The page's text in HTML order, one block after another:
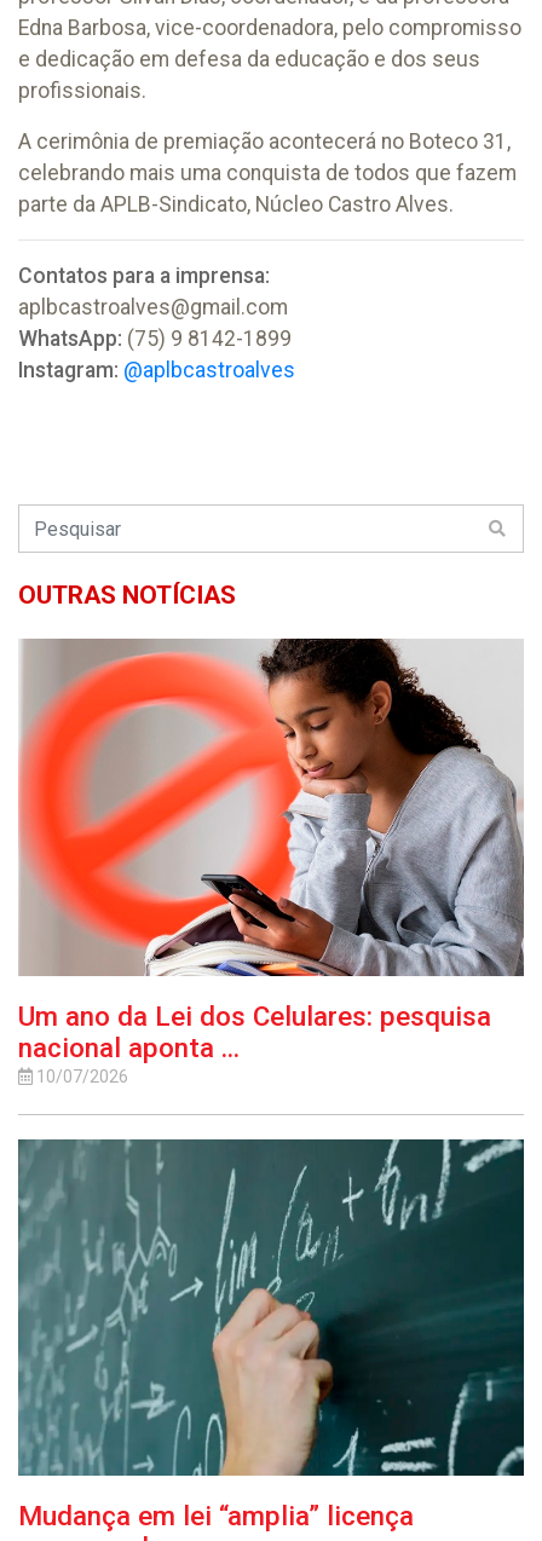
Edna Barbosa, vice-coordenadora, pelo compromisso
e dedicação em defesa da educação e dos seus
profissionais.
A cerimônia de premiação acontecerá no Boteco 31,
celebrando mais uma conquista de todos que fazem
parte da APLB-Sindicato, Núcleo Castro Alves.
Contatos para a imprensa:
aplbcastroalves@gmail.com
WhatsApp: (75) 9 8142-1899
Instagram: @aplbcastroalves
OUTRAS NOTÍCIAS
Um ano da Lei dos Celulares: pesquisa
nacional aponta ...
10/07/2026
Mudança em lei “amplia” licença